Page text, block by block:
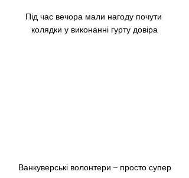
Під час вечора мали нагоду почути
колядки у виконанні гурту довіра
Ванкуверські волонтери – просто супер